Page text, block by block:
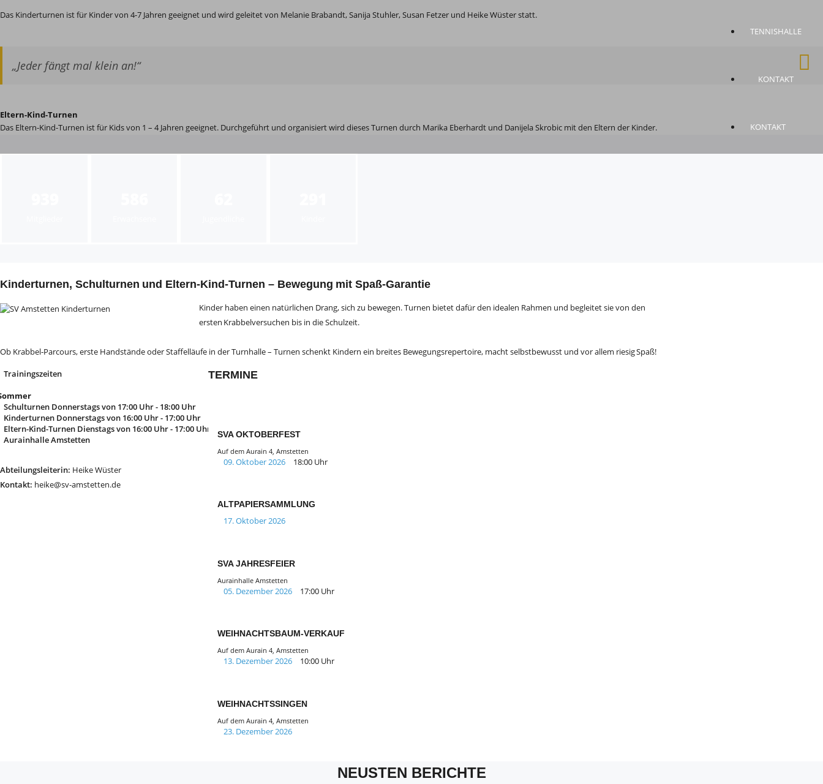
TENNISHALLE
KONTAKT
KONTAKT
Das Kinderturnen ist für Kinder von 4-7 Jahren geeignet und wird geleitet von Melanie Brabandt, Sanija Stuhler, Susan Fetzer und Heike Wüster statt.
„Jeder fängt mal klein an!“
Eltern-Kind-Turnen
Das Eltern-Kind-Turnen ist für Kids von 1 – 4 Jahren geeignet. Durchgeführt und organisiert wird dieses Turnen durch Marika Eberhardt und Danijela Skrobic mit den Eltern der Kinder.
Kinderturnen, Schulturnen und Eltern‑Kind‑Turnen – Bewegung mit Spaß‑Garantie
Kinder haben einen natürlichen Drang, sich zu bewegen. Turnen bietet dafür den idealen Rahmen und begleitet sie von den
ersten Krabbelversuchen bis in die Schulzeit.
Ob Krabbel‑Parcours, erste Handstände oder Staffelläufe in der Turnhalle – Turnen schenkt Kindern ein breites Bewegungsrepertoire, macht selbstbewusst und vor allem riesig Spaß!
Trainingszeiten
Schulturnen Donnerstags von 17:00 Uhr - 18:00 Uhr
Kinderturnen Donnerstags von 16:00 Uhr - 17:00 Uhr
Eltern-Kind-Turnen Dienstags von 16:00 Uhr - 17:00 Uhr
Aurainhalle Amstetten
Abteilungsleiterin: Heike Wüster
Kontakt: heike@sv-amstetten.de
TERMINE
SVA OKTOBERFEST
Auf dem Aurain 4, Amstetten
09. Oktober 2026 18:00 Uhr
ALTPAPIERSAMMLUNG
17. Oktober 2026
SVA JAHRESFEIER
Aurainhalle Amstetten
05. Dezember 2026 17:00 Uhr
WEIHNACHTSBAUM-VERKAUF
Auf dem Aurain 4, Amstetten
13. Dezember 2026 10:00 Uhr
WEIHNACHTSSINGEN
Auf dem Aurain 4, Amstetten
23. Dezember 2026
NEUSTEN BERICHTE